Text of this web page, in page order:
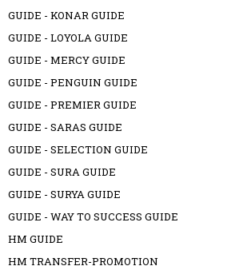
GUIDE - KONAR GUIDE
GUIDE - LOYOLA GUIDE
GUIDE - MERCY GUIDE
GUIDE - PENGUIN GUIDE
GUIDE - PREMIER GUIDE
GUIDE - SARAS GUIDE
GUIDE - SELECTION GUIDE
GUIDE - SURA GUIDE
GUIDE - SURYA GUIDE
GUIDE - WAY TO SUCCESS GUIDE
HM GUIDE
HM TRANSFER-PROMOTION